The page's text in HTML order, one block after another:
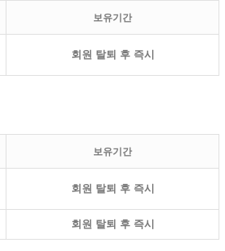
보유기간
회원 탈퇴 후 즉시
보유기간
회원 탈퇴 후 즉시
회원 탈퇴 후 즉시